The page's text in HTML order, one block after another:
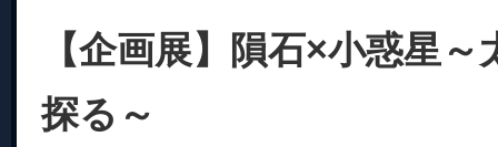
【企画展】隕石×小惑星
探る～